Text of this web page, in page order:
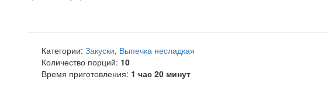
Категории: Закуски, Выпечка несладкая
Количество порций: 10
Время приготовления: 1 час 20 минут